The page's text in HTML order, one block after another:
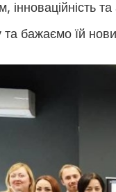
інноваційність та
та бажаємо їй